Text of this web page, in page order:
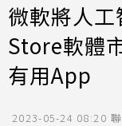
微軟將人
Store軟體
有用App
2023-05-24 08:20